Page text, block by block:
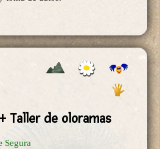
Taller de oloramas
Segura